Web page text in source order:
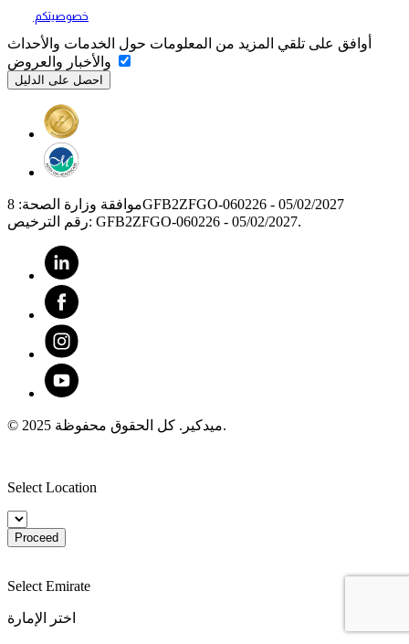
خصوصيتكم
أوافق على تلقي المزيد من المعلومات حول الخدمات والأحداث
موافقة وزارة الصحة: 8GFB2ZFGO-060226 - 05/02/2027
رقم الترخيص: GFB2ZFGO-060226 - 05/02/2027.
© 2025 ميدكير. كل الحقوق محفوظة.
Select Location
Proceed
Select Emirate
اختر الإمارة